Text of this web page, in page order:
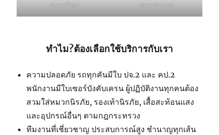
ขนาดใหญ่
ขนลงจากรถ
ทำไม?ต้องเลือกใช้บริการกับเรา
ความปลอดภัย รถทุกคันมีใบ ปจ.2 และ คป.2
พนักงานมีใบเซอร์บังคับเครน ผู้ปฏิบัติงานทุกคนต้อง
สวมใส่หมวกนิรภัย, รองเท้านิรภัย, เสื้อสะท้อนแสง
และอุปกรณ์อื่นๆ ตามกฎกระทรวง
ทีมงานที่เชี่ยวชาญ ประสบการณ์สูง ชำนาญทุกเส้น